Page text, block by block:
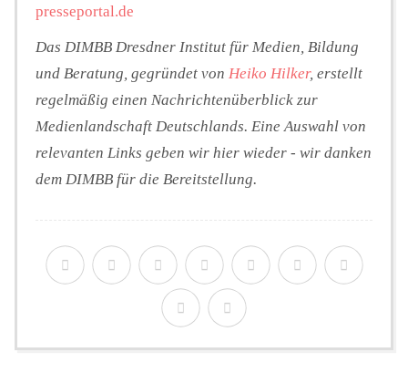
presseportal.de
Das DIMBB Dresdner Institut für Medien, Bildung
und Beratung, gegründet von Heiko Hilker, erstellt
regelmäßig einen Nachrichtenüberblick zur
Medienlandschaft Deutschlands. Eine Auswahl von
relevanten Links geben wir hier wieder - wir danken
dem DIMBB für die Bereitstellung.